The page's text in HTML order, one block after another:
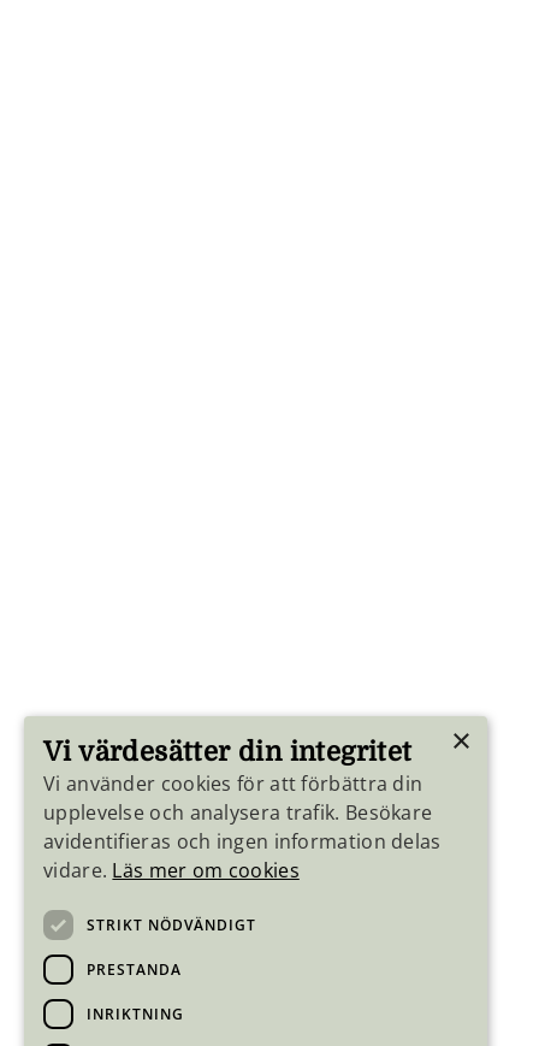
×
Vi värdesätter din integritet
Vi använder cookies för att förbättra din
upplevelse och analysera trafik. Besökare
avidentifieras och ingen information delas
vidare. Läs mer om cookies
STRIKT NÖDVÄNDIGT
PRESTANDA
INRIKTNING